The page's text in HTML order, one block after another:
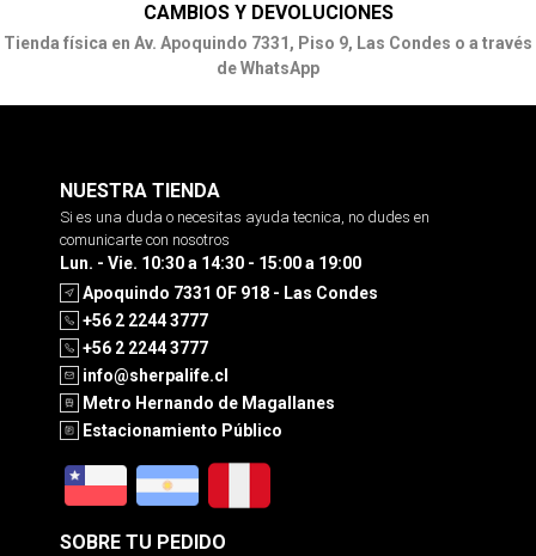
CAMBIOS Y DEVOLUCIONES
Tienda física en Av. Apoquindo 7331, Piso 9, Las Condes o a través
de WhatsApp
NUESTRA TIENDA
Si es una duda o necesitas ayuda tecnica, no dudes en
comunicarte con nosotros
Lun. - Vie. 10:30 a 14:30 - 15:00 a 19:00
Apoquindo 7331 OF 918 - Las Condes
+56 2 2244 3777
+56 2 2244 3777
info@sherpalife.cl
Metro Hernando de Magallanes
Estacionamiento Público
SOBRE TU PEDIDO